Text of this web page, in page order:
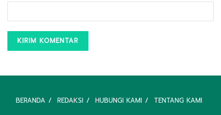
BERANDA REDAKSI HUBUNGI KAMI TENTANG KAMI